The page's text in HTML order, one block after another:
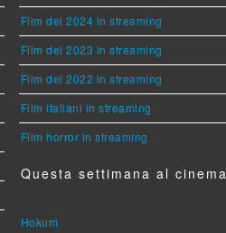
Film del 2024 in streaming
Film del 2023 in streaming
Film del 2022 in streaming
Film italiani in streaming
Film horror in streaming
Questa settimana al cinema
Hokum